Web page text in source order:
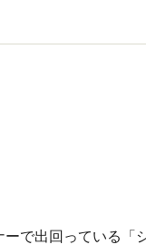
で出回っている「